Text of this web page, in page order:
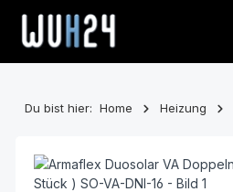
Zum Hauptinhalt springen
Du bist hier: Home Heizung